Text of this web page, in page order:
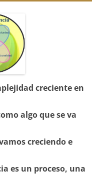
creciente en
algo que se va
creciendo e
es un proceso, una